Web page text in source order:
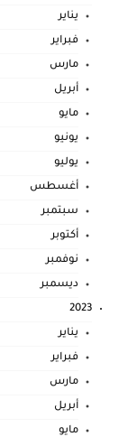
يناير
فبراير
مارس
أبريل
مايو
يونيو
يوليو
أغسطس
سبتمبر
أكتوبر
نوفمبر
ديسمبر
2023
يناير
فبراير
مارس
أبريل
مايو